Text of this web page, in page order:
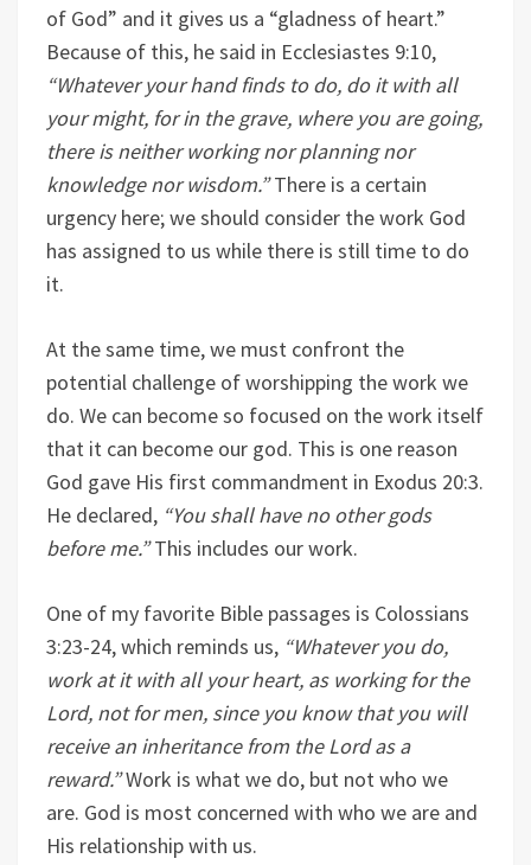
of God” and it gives us a “gladness of heart.”
Because of this, he said in Ecclesiastes 9:10,
“Whatever your hand finds to do, do it with all
your might, for in the grave, where you are going,
there is neither working nor planning nor
knowledge nor wisdom.”There is a certain
urgency here; we should consider the work God
has assigned to us while there is still time to do
it.
At the same time, we must confront the
potential challenge of worshipping the work we
do. We can become so focused on the work itself
that it can become our god. This is one reason
God gave His first commandment in Exodus 20:3.
He declared, “You shall have no other gods
before me.”This includes our work.
One of my favorite Bible passages is Colossians
3:23-24, which reminds us, “Whatever you do,
work at it with all your heart, as working for the
Lord, not for men, since you know that you will
receive an inheritance from the Lord as a
reward.”Work is what we do, but not who we
are. God is most concerned with who we are and
His relationship with us.